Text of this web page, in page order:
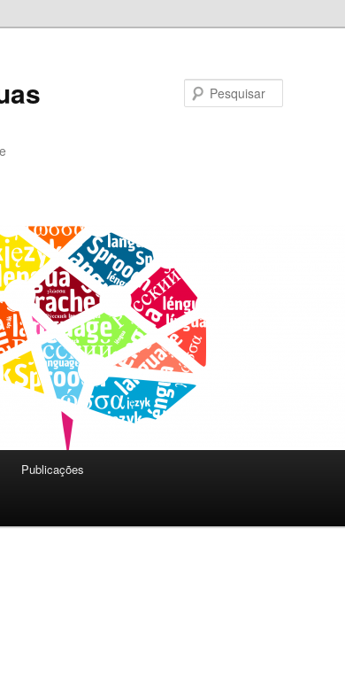
Publicações